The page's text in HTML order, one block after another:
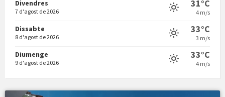
Vermuts a la Font. Hit parit
Divendres
7 d'agost de 2026
31°C
4 m/s
Dissabte
8 d'agost de 2026
33°C
3 m/s
Diumenge
9 d'agost de 2026
33°C
4 m/s